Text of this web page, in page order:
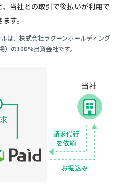
当社との取引で後払いが利用で
ます。
は、株式会社ラクーンホールディング
）の100%出資会社です。